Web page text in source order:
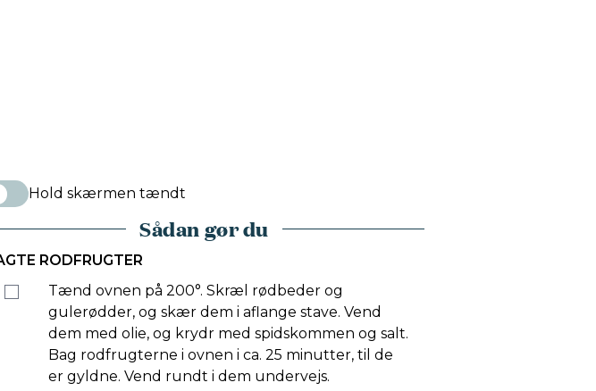
Hold skærmen tændt
Sådan gør du
RODFRUGTER
Tænd ovnen på 200°. Skræl rødbeder og
gulerødder, og skær dem i aflange stave. Vend
dem med olie, og krydr med spidskommen og salt.
Bag rodfrugterne i ovnen i ca. 25 minutter, til de
er gyldne. Vend rundt i dem undervejs.